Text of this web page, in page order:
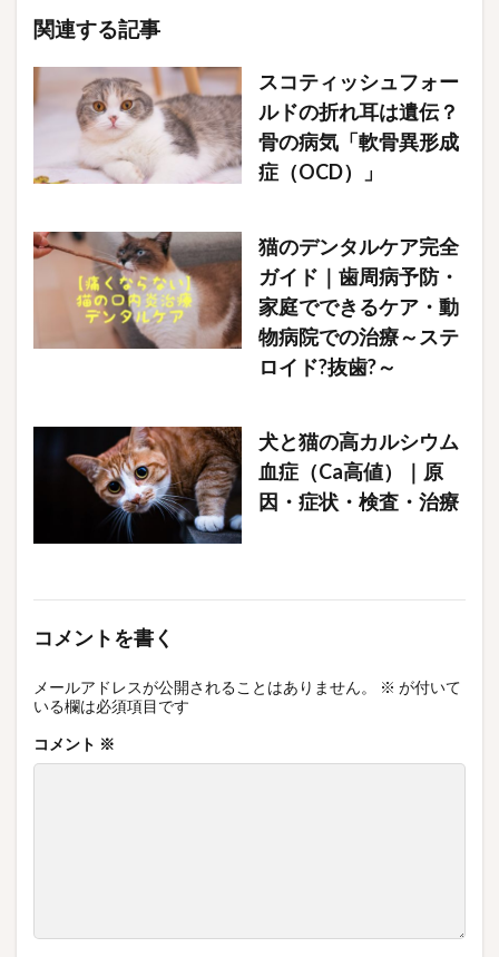
関連する記事
スコティッシュフォー
ルドの折れ耳は遺伝？
骨の病気「軟骨異形成
症（OCD）」
猫のデンタルケア完全
ガイド｜歯周病予防・
家庭でできるケア・動
物病院での治療～ステ
ロイド?抜歯?～
犬と猫の高カルシウム
血症（Ca高値）｜原
因・症状・検査・治療
コメントを書く
メールアドレスが公開されることはありません。 ※ が付いて
いる欄は必須項目です
コメント ※